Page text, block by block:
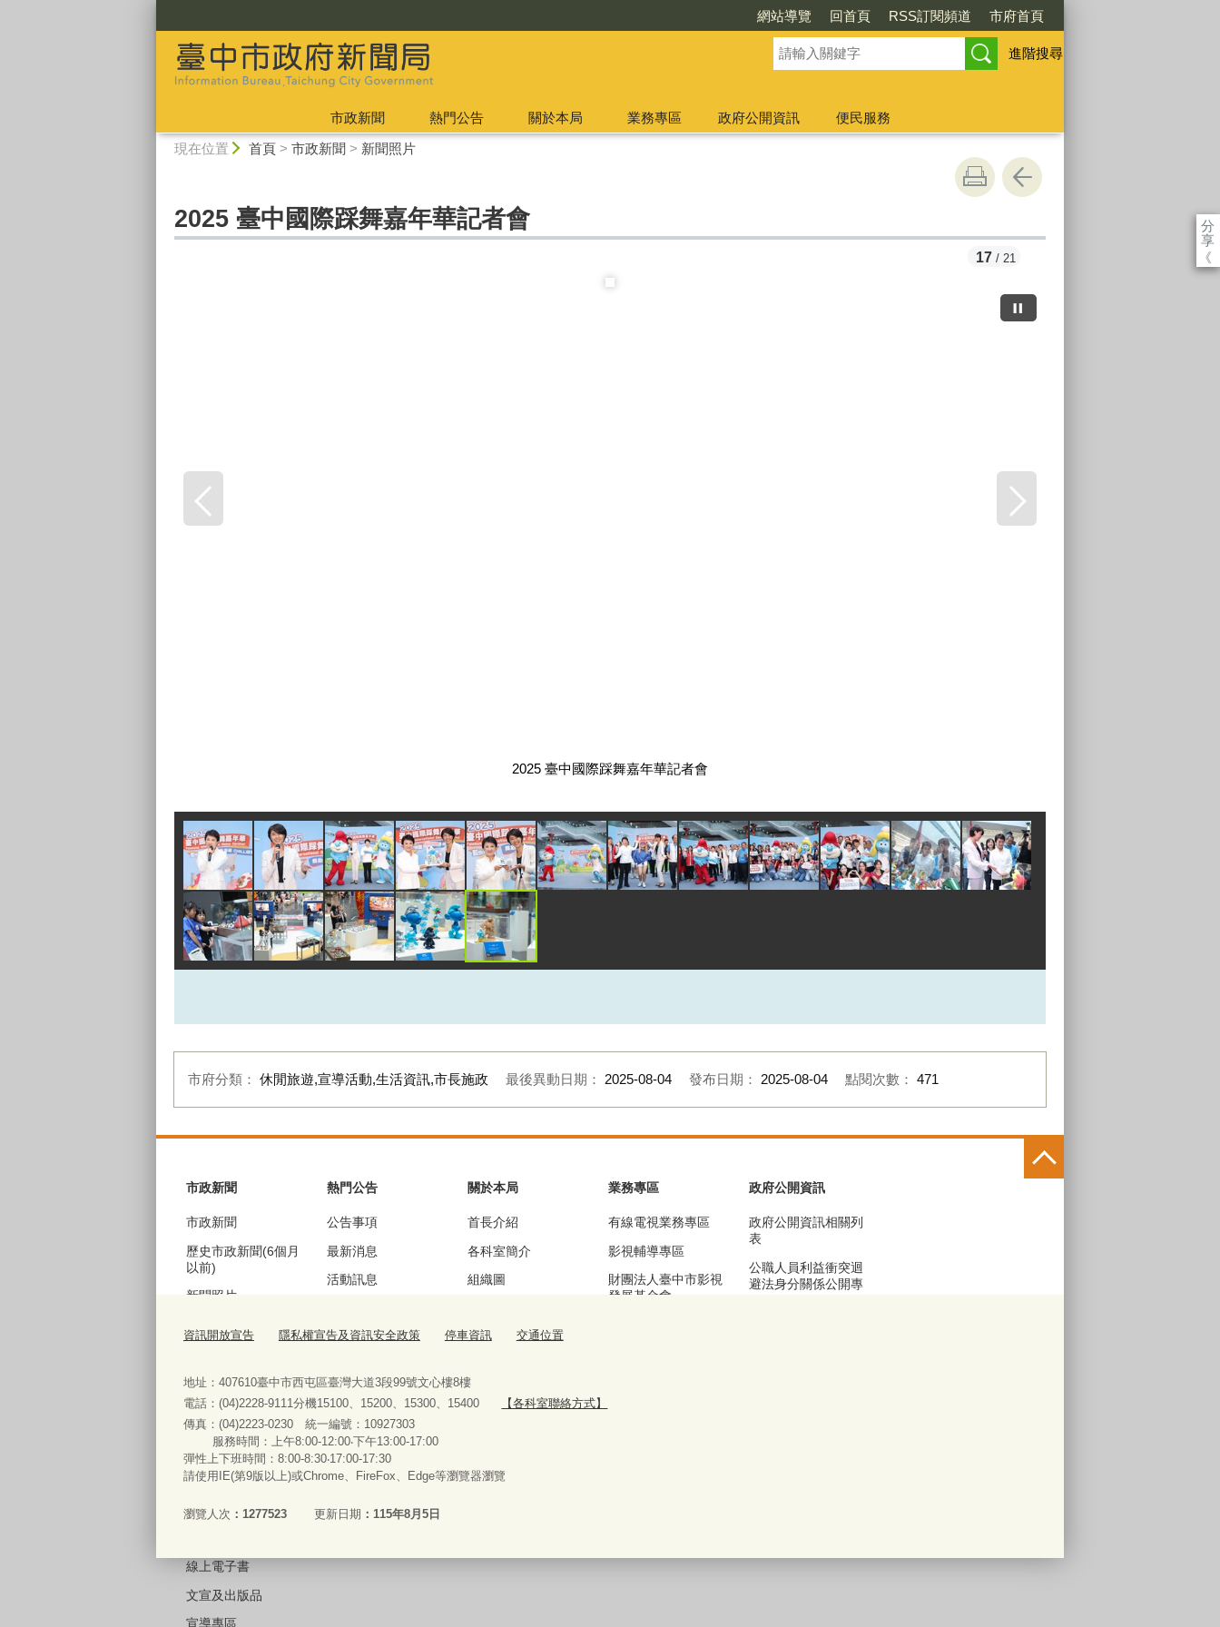
網站導覽 回首頁 RSS訂閱頻道 市府首頁
進階搜尋
市政新聞 熱門公告 關於本局 業務專區 政府公開資訊
便民服務
現在位置 首頁> 市政新聞 > 新聞照片
分
享
《
2025 臺中國際踩舞嘉年華記者會
2025 臺中國際踩舞嘉年華記者會
17 / 21
市府分類： 休閒旅遊,宣導活動,生活資訊,市長施政 最後異動日期： 2025-08-04 發布日期： 2025-08-04 點閱次數： 471
市政新聞
市政新聞
歷史市政新聞(6個月
以前)
新聞照片
以前)
熱門公告
公告事項
最新消息
活動訊息
公聽會訊息
關於本局
首長介紹
各科室簡介
組織圖
交通位置
業務專區
有線電視業務專區
影視輔導專區
財團法人臺中市影視
發展基金會
政府公開資訊
政府公開資訊相關列
表
公職人員利益衝突迴
避法身分關係公開專
便民服務
法規查詢
表單下載與申辦
線上電子書
文宣及出版品
宣導專區
資訊開放宣告 隱私權宣告及資訊安全政策 停車資訊 交通位置
地址：407610臺中市西屯區臺灣大道3段99號文心樓8樓
電話：(04)2228-9111分機15100、15200、15300、15400
【各科室聯絡方式】
傳真：(04)2223-0230 統一編號 ： 10927303
服務時間：上午8:00-12:00‧下午13:00-17:00
彈性上下班時間：8:00-8:30‧17:00-17:30
請使用IE(第9版以上)或Chrome、FireFox、Edge等瀏覽器瀏覽
瀏覽人次 1277523 更新日期 115年8月5日